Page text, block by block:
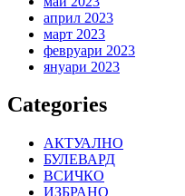
април 2023
март 2023
февруари 2023
януари 2023
Categories
АКТУАЛНО
БУЛЕВАРД
ВСИЧКО
ИЗБРАНО